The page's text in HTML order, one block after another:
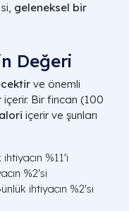
geleneksel bir
Değeri
ve önemli
içerir. Bir fincan (100
içerir ve şunları
%11'i
%2'si
ihtiyacın %2'si